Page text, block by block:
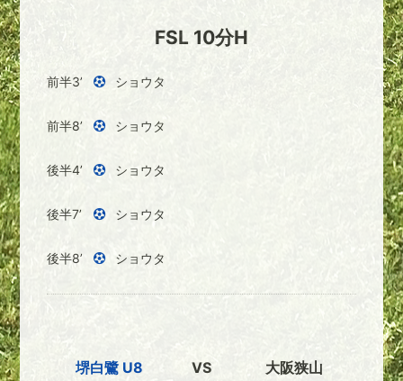
FSL 10分H
前半3’ ショウタ
前半8’ ショウタ
後半4’ ショウタ
後半7’ ショウタ
後半8’ ショウタ
堺白鷺 U8 VS 大阪狭山